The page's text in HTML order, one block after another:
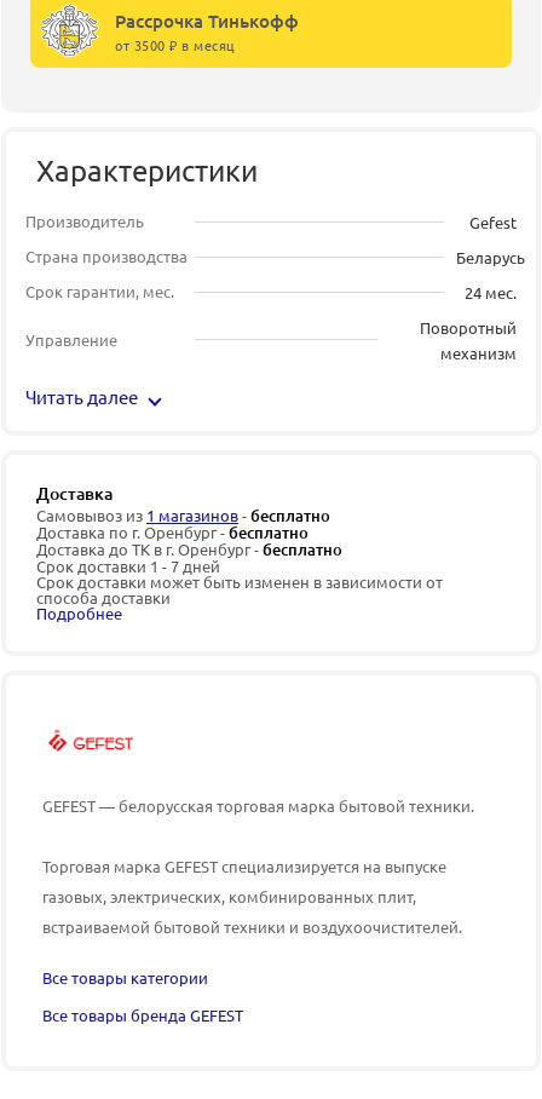
Рассрочка Тинькофф
от 3500 ₽ в месяц
Характеристики
Производитель
Gefest
Страна производства
Беларусь
Срок гарантии, мес.
24 мес.
Управление
Поворотный
механизм
Читать далее
Доставка
Самовывоз из 1 магазинов-бесплатно
Доставка по г. Оренбург -бесплатно
Доставка до ТК в г. Оренбург -бесплатно
Срок доставки 1 - 7 дней
Срок доставки может быть изменен в зависимости от
способа доставки
Подробнее
GEFEST — белорусская торговая марка бытовой техники.
Торговая марка GEFEST специализируется на выпуске
газовых, электрических, комбинированных плит,
встраиваемой бытовой техники и воздухоочистителей.
Все товары категории
Все товары бренда GEFEST